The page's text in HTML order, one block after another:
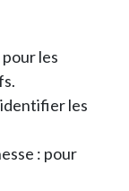
les
les
: pour